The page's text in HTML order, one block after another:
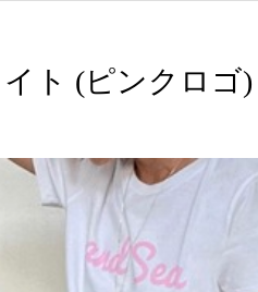
イト (ピンクロゴ)